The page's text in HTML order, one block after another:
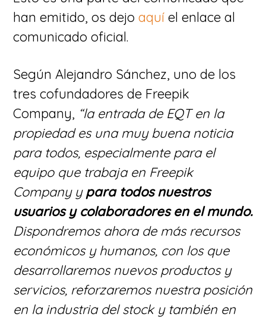
han emitido, os dejoaquí el enlace al
comunicado oficial.
Según Alejandro Sánchez, uno de los
tres cofundadores de Freepik
Company, “la entrada de EQT en la
propiedad es una muy buena noticia
para todos, especialmente para el
equipo que trabaja en Freepik
Company ypara todos nuestros
usuarios y colaboradores en el mundo.
Dispondremos ahora de más recursos
económicos y humanos, con los que
desarrollaremos nuevos productos y
servicios, reforzaremos nuestra posición
en la industria del stock y también en